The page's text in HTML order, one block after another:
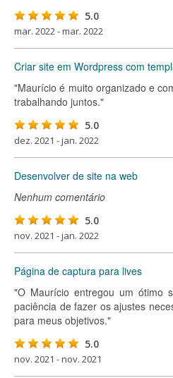
5.0
mar. 2022 - mar. 2022
Criar site em Wordpress com
"Maurício é muito organizado e
trabalhando juntos."
5.0
dez. 2021 - jan. 2022
Desenvolver de site na web
Nenhum comentário
5.0
nov. 2021 - jan. 2022
Página de captura para lives
"O Maurício entregou um ótimo
paciência de fazer os ajustes
para meus objetivos."
5.0
nov. 2021 - nov. 2021